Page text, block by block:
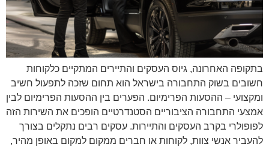
בתקופה האחרונה, גיוס העסקים והתיירים המתקיים כלקוחות
חשובים בשוק התחבורה בישראל הוא תחום שזכה לתפעול חשיב
ומקצועי – ההסעות הפרימיום. הפערים בין ההסעות הפרימיום לבין
אמצעי התחבורה הציבוריים הסטנדרטיים הופכים את השירות הזה
לפופולרי בקרב העסקים והתיירות. עסקים רבים נתקלים בצורך
להעביר אנשי צוות, לקוחות או חברים ממקום למקום באופן מהיר,